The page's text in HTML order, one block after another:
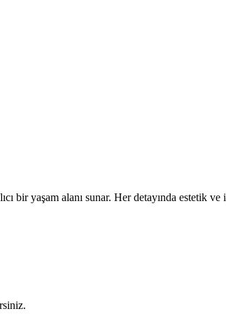
bir yaşam alanı sunar. Her detayında estetik